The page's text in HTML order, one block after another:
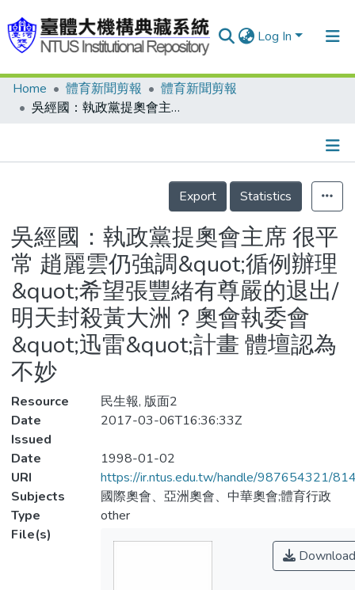
Log In
Communities & Collections
Statistics
Home 體育新聞剪報
體育新聞剪報
吳經國：執政黨提奧會主席 很平常 趙麗雲仍強調&quot;循例辦理&quot;希望張豐緒有尊嚴的退出/明天封殺黃大洲？奧會執委會&quot;迅雷&quot;計畫 體壇認為不妙
Details
Export
Statistics
吳經國：執政黨提奧會主席 很平
常 趙麗雲仍強調&quot;循例辦理
&quot;希望張豐緒有尊嚴的退出/
明天封殺黃大洲？奧會執委會
&quot;迅雷&quot;計畫 體壇認為
不妙
Resource
民生報, 版面2
Date
Issued
2017-03-06T16:36:33Z
Date
1998-01-02
URI
https://ir.ntus.edu.tw/handle/987654321/
Subjects
國際奧會、亞洲奧會、中華奧會;體育行政
Type
other
File(s)
Download